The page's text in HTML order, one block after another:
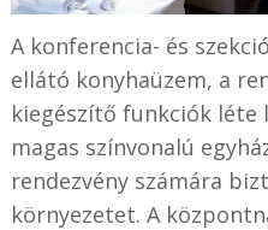
A konferencia- és
ellátó konyhaüzem, a
kiegészítő funkciók léte
magas színvonalú
rendezvény számára
környezetet. A